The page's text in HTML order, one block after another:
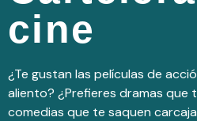
cine
¿Te gustan las películas de
aliento? ¿Prefieres dramas que
comedias que te saquen